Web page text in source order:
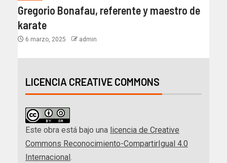
Gregorio Bonafau, referente y maestro de
karate
6 marzo, 2025 admin
LICENCIA CREATIVE COMMONS
Este obra está bajo una licencia de Creative
Commons Reconocimiento-CompartirIgual 4.0
Internacional.